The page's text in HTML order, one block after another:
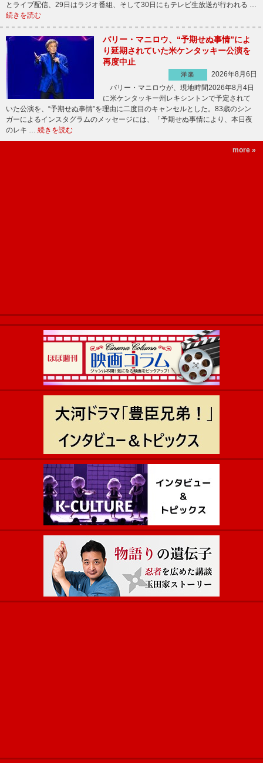
とライブ配信、29日はラジオ番組、そして30日にもテレビ生放送が行われる …
続きを読む
バリー・マニロウ、“予期せぬ事情”によ
り延期されていた米ケンタッキー公演を
再度中止
洋楽
2026年8月6日
バリー・マニロウが、現地時間2026年8月4日
に米ケンタッキー州レキシントンで予定されて
いた公演を、“予期せぬ事情”を理由に二度目のキャンセルとした。83歳のシン
ガーによるインスタグラムのメッセージには、「予期せぬ事情により、本日夜
のレキ … 続きを読む
more »